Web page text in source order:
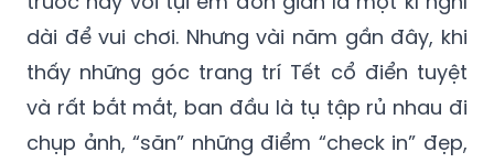
dài để vui chơi. Nhưng vài năm gần đây, khi
thấy những góc trang trí Tết cổ điển tuyệt
và rất bắt mắt, ban đầu là tụ tập rủ nhau đi
chụp ảnh, “săn” những điểm “check in” đẹp,